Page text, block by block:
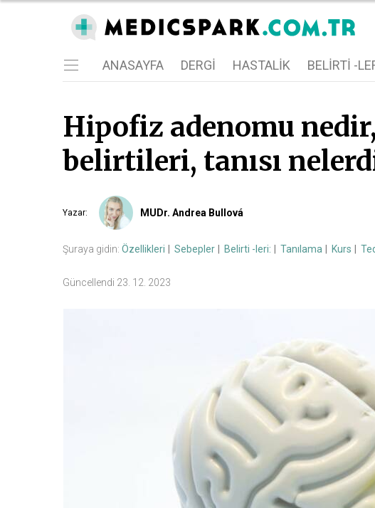
ANASAYFA DERGI HASTALIK BELIRTI -
Hipofiz adenomu
belirtileri, tanısı
Yazar: MUDr. Andrea Bullová
Şuraya gidin: Özellikleri Sebepler Belirti -leri: Tanılama Kurs
Güncellendi 23. 12. 2023